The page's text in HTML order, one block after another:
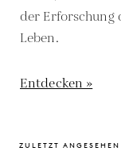
der Erforschung
Leben.
Entdecken »
ZULETZT ANGESEHEN